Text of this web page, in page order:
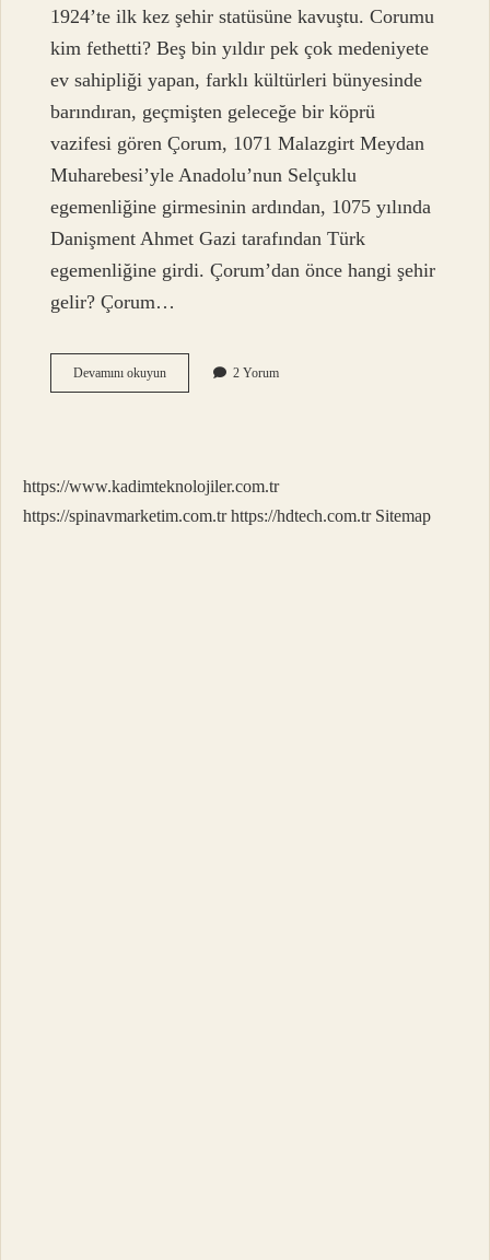
1924’te ilk kez şehir statüsüne kavuştu. Corumu
kim fethetti? Beş bin yıldır pek çok medeniyete
ev sahipliği yapan, farklı kültürleri bünyesinde
barındıran, geçmişten geleceğe bir köprü
vazifesi gören Çorum, 1071 Malazgirt Meydan
Muharebesi’yle Anadolu’nun Selçuklu
egemenliğine girmesinin ardından, 1075 yılında
Danişment Ahmet Gazi tarafından Türk
egemenliğine girdi. Çorum’dan önce hangi şehir
gelir? Çorum…
Devamını okuyunÇorum
Kimin
2 Yorum
https://www.kadimteknolojiler.com.tr
https://spinavmarketim.com.tr https://hdtech.com.tr Sitemap